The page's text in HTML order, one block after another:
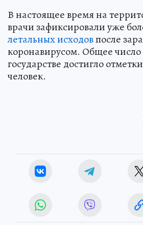
В настоящее время на
врачи зафиксировали уже
летальных исходовпосле
коронавирусом. Общее
государстве достигло
человек.